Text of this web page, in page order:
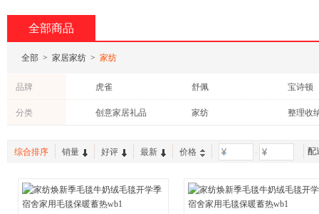
全部商品
全部 > 家居家纺 > 家纺
品牌 虎雀 舒佩
宝诗顿
哈特丽
锦溢
CHE AI
分类 创意家居礼品 家纺
整理收
综合排序
销量 好评 最新 价格 - 配
加